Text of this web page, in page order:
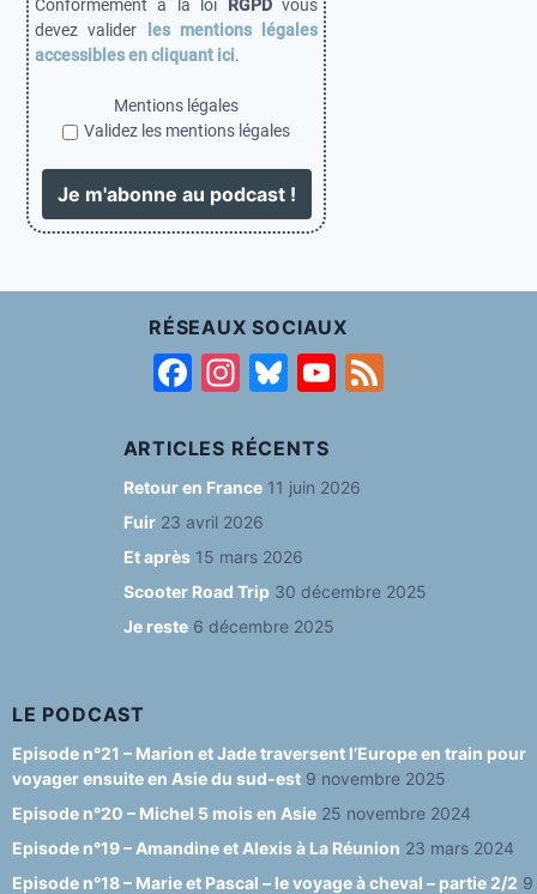
Conformément à la loi RGPDvous
devez valider
les mentions légales
accessibles en cliquant ici.
Mentions légales
Validez les mentions légales
RÉSEAUX SOCIAUX
F
c
e
b
o
o
k
In
a
g
ra
m
Bl
e
s
y
Y
T
e
n
n
el
ARTICLES RÉCENTS
Retour en France 11 juin 2026
Fuir 23 avril 2026
Et après 15 mars 2026
Scooter Road Trip 30 décembre 2025
Je reste 6 décembre 2025
LE PODCAST
Episode n°21 – Marion et Jade traversent l’Europe en train pour
voyager ensuite en Asie du sud-est 9 novembre 2025
Episode n°20 – Michel 5 mois en Asie 25 novembre 2024
Episode n°19 – Amandine et Alexis à La Réunion 23 mars 2024
Episode n°18 – Marie et Pascal – le voyage à cheval – partie 2/2 9